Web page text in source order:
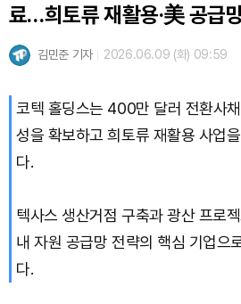
XRP (XRP)
TRON (TRX)
Bitcoin (BTC)
료…희토류 재활용·美 공급
김민준 기자 2026.06.09 (화) 09:59
코텍 홀딩스는 400만 달러 전환사
성을 확보하고 희토류 재활용 사업
다.
텍사스 생산거점 구축과 광산 프로
내 자원 공급망 전략의 핵심 기업으
다.